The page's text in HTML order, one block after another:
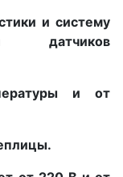
и систему
датчиков
и от